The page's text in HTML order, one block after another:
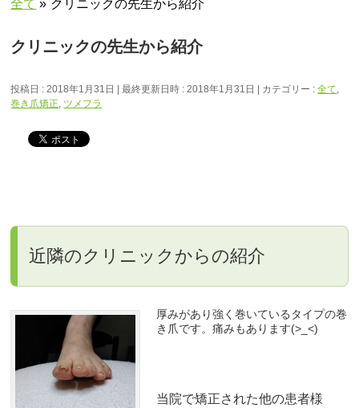
全て » クリニックの先生から紹介
クリニックの先生から紹介
投稿日 : 2018年1月31日 最終更新日時 : 2018年1月31日 カテゴリー :全て,
巻き爪矯正, ツメフラ
近隣のクリニックからの紹介
厚みがあり強く巻いているタイプの巻
き爪です。痛みもあります(>_<)
当院で矯正された他の患者様